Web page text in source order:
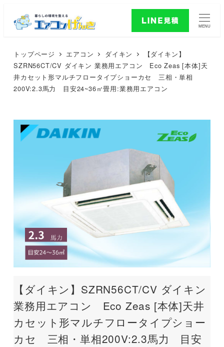
MENU
トップページ エアコン ダイキン
【ダイキン】
SZRN56CT/CV ダイキン 業務用エアコン Eco Zeas [本体]天
井カセット形マルチフロータイプショーカセ 三相・単相
200V:2.3馬力 目安24~36㎡畳用:業務用エアコン
【ダイキン】SZRN56CT/CV ダイキン
業務用エアコン Eco Zeas [本体]天井
カセット形マルチフロータイプショー
カセ 三相・単相200V:2.3馬力 目安